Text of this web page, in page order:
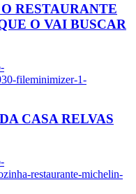
RESTAURANTE
O VAI BUSCAR
fileminimizer-1-
CASA RELVAS
restaurante-michelin-